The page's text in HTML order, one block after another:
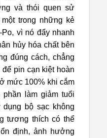
và thói quen sử
trong những kẻ
vì nó đẩy nhanh
hủy hóa chất bên
đúng cách, chẳng
pin cạn kiệt hoàn
mức 100% khi cắm
làm giảm tuổi
bộ sạc không
tương thích có thể
định, ảnh hưởng